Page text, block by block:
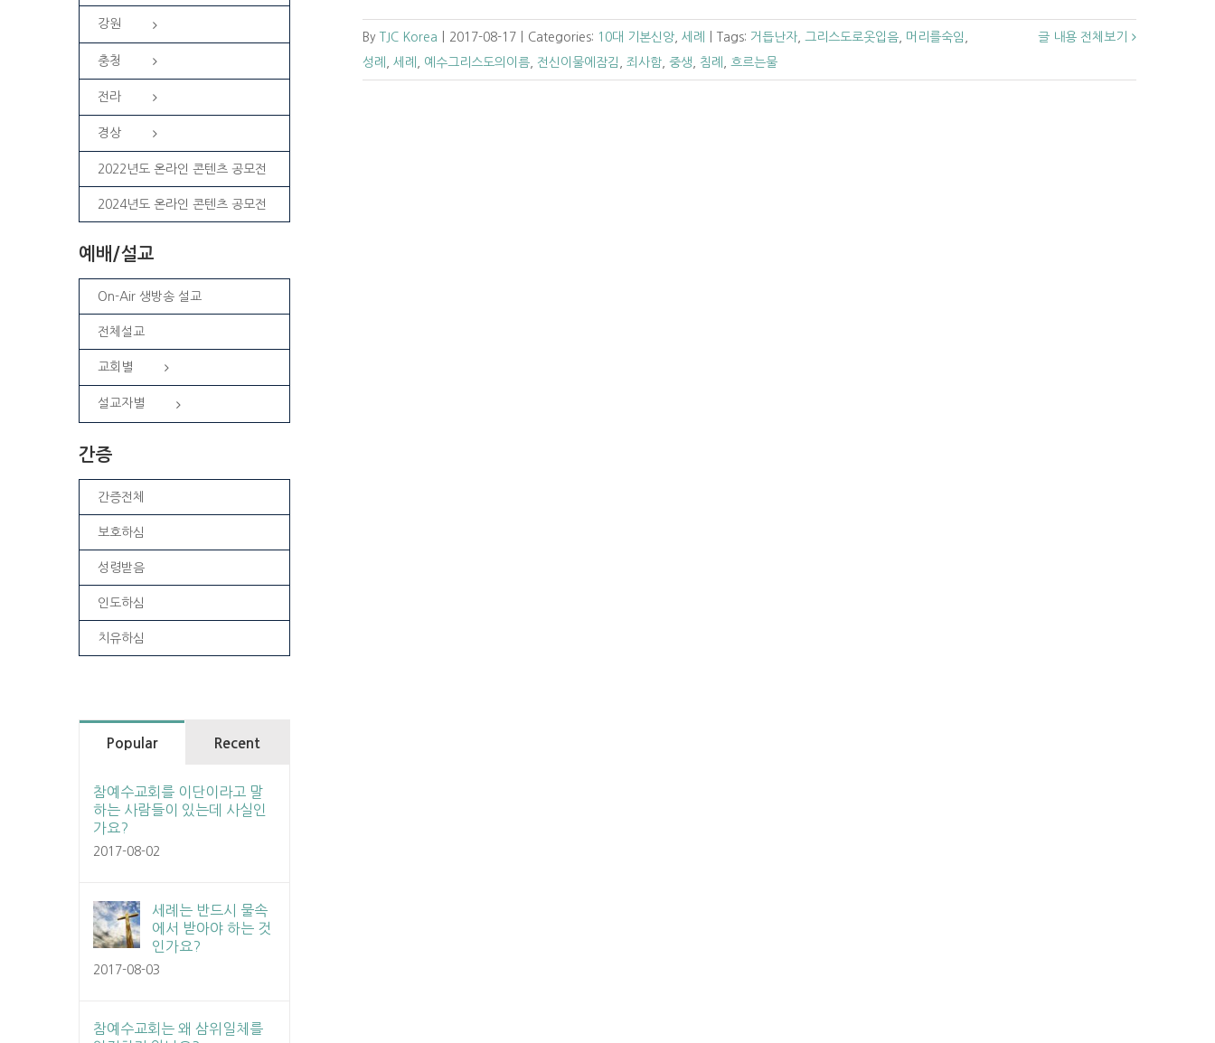
By TJC Korea 2017-08-17 Categories: 10대 기본신앙 세례 Tags: 거듭난자 그리스도로옷입음 머리를숙임
성례
세례 예수그리스도의이름 전신이물에잠김 죄사함 중생 침례 흐르는물
글 내용 전체보기
강원
충청
전라
경상
2022년도 온라인 콘텐츠 공모전
2024년도 온라인 콘텐츠 공모전
예배/설교
On-Air 생방송 설교
전체설교
교회별
설교자별
간증
간증전체
보호하심
성령받음
인도하심
치유하심
Popular Recent
참예수교회를 이단이라고 말
하는 사람들이 있는데 사실인
가요?
2017-08-02
세례는 반드시 물속
에서 받아야 하는 것
인가요?
2017-08-03
참예수교회는 왜 삼위일체를